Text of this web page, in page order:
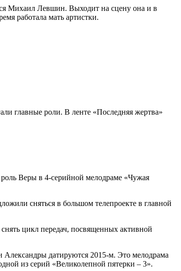
Михаил Левшин. Выходит на сцену она и в
работала мать артистки.
главные роли. В ленте «Последняя жертва»
Веры в 4-серийной мелодраме «Чужая
сняться в большом телепроекте в главной
цикл передач, посвященных активной
Александры датируются 2015-м. Это мелодрама
из серий «Великолепной пятерки – 3».